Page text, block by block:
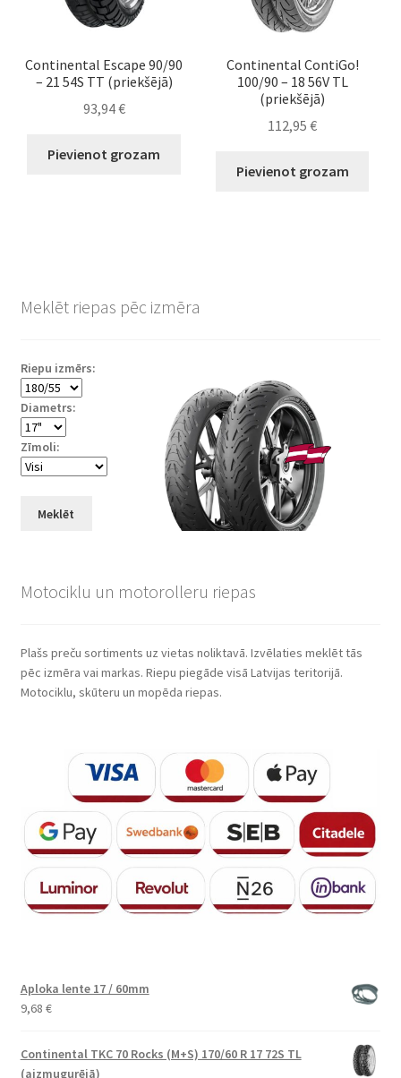
Continental Escape 90/90
– 21 54S TT (priekšējā)
93,94€
Pievienot grozam
Continental ContiGo!
100/90 – 18 56V TL
(priekšējā)
112,95€
Pievienot grozam
Meklēt riepas pēc izmēra
Riepu izmērs:
Diametrs:
Zīmoli:
Meklēt
Motociklu un motorolleru riepas
Plašs preču sortiments uz vietas noliktavā. Izvēlaties meklēt tās
pēc izmēra vai markas. Riepu piegāde visā Latvijas teritorijā.
Motociklu, skūteru un mopēda riepas.
Aploka lente 17 / 60mm
9,68 €
Continental TKC 70 Rocks (M+S) 170/60 R 17 72S TL
(aizmugurējā)